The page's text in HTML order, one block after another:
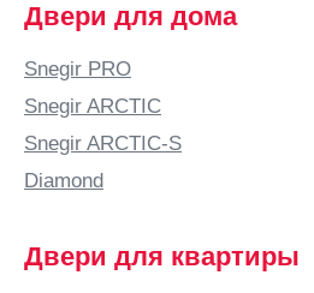
Двери для дома
Snegir PRO
Snegir ARCTIC
Snegir ARCTIC-S
Diamond
Двери для квартиры